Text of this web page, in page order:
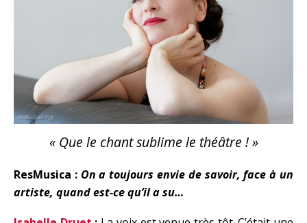
« Que le chant sublime le théâtre ! »
ResMusica : On a toujours envie de savoir, face à un
artiste, quand est-ce qu’il a su…